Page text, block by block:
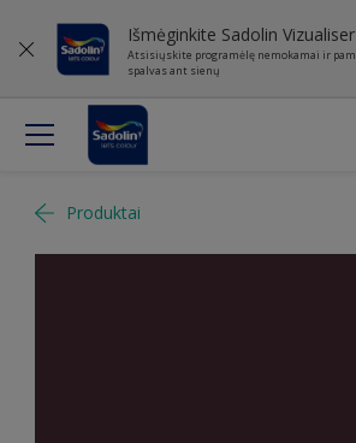
Išmėginkite Sadolin Vizualiser
Atsisiųskite programėlę nemokamai ir
spalvas ant sienų
Produktai